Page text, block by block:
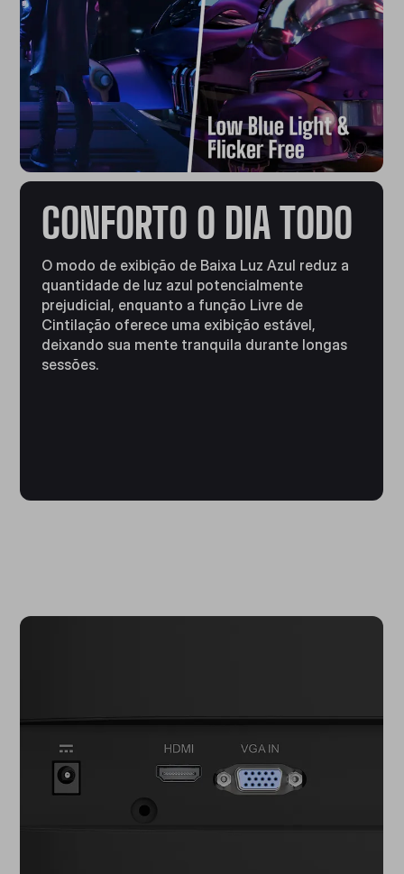
CONFORTO O DIA TODO
O modo de exibição de Baixa Luz Azul reduz a
quantidade de luz azul potencialmente
prejudicial, enquanto a função Livre de
Cintilação oferece uma exibição estável,
deixando sua mente tranquila durante longas
sessões.